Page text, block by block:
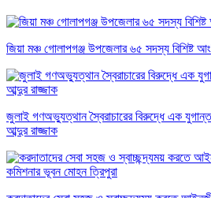
জিয়া মঞ্চ গোলাপগঞ্জ উপজেলার ৬৫ সদস্য বিশিষ্ট
জুলাই গণঅভ্যুত্থান স্বৈরাচারের বিরুদ্ধে এক
আব্দুর রাজ্জাক